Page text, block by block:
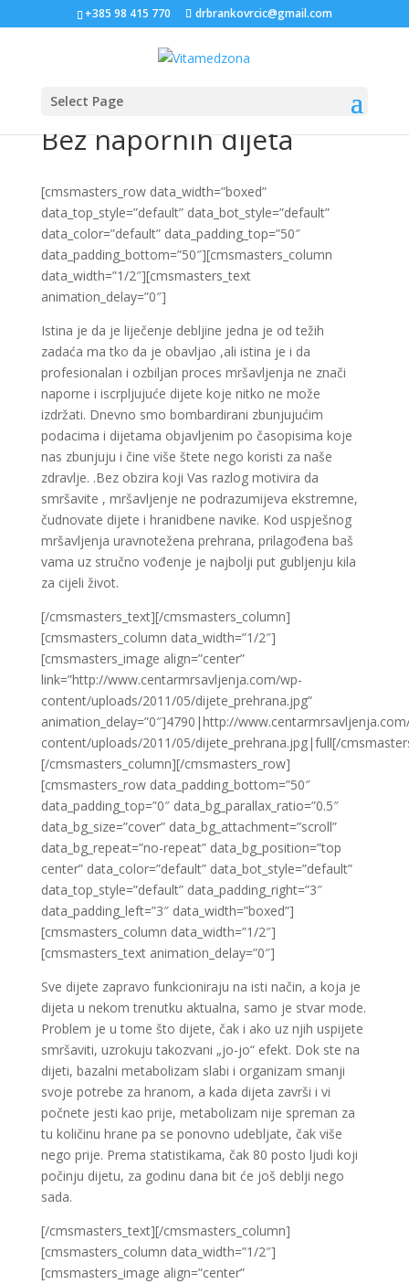
+385 98 415 770 drbrankovrcic@gmail.com
Select Page
Bez napornih dijeta
[cmsmasters_row data_width=”boxed”
data_top_style=”default” data_bot_style=”default”
data_color=”default” data_padding_top=”50″
data_padding_bottom=”50″][cmsmasters_column
data_width=”1/2″][cmsmasters_text
animation_delay=”0″]
Istina je da je liječenje debljine jedna je od težih
zadaća ma tko da je obavljao ,ali istina je i da
profesionalan i ozbiljan proces mršavljenja ne znači
naporne i iscrpljujuće dijete koje nitko ne može
izdržati. Dnevno smo bombardirani zbunjujućim
podacima i dijetama objavljenim po časopisima koje
nas zbunjuju i čine više štete nego koristi za naše
zdravlje. .Bez obzira koji Vas razlog motivira da
smršavite , mršavljenje ne podrazumijeva ekstremne,
čudnovate dijete i hranidbene navike. Kod uspješnog
mršavljenja uravnotežena prehrana, prilagođena baš
vama uz stručno vođenje je najbolji put gubljenju kila
za cijeli život.
[/cmsmasters_text][/cmsmasters_column]
[cmsmasters_column data_width=”1/2″]
[cmsmasters_image align=”center”
link=”http://www.centarmrsavljenja.com/wp-
content/uploads/2011/05/dijete_prehrana.jpg”
animation_delay=”0″]4790|http://
content/uploads/2011/05/dijete_prehrana.jpg|full[/
[/cmsmasters_column][/cmsmasters_row]
[cmsmasters_row data_padding_bottom=”50″
data_padding_top=”0″ data_bg_parallax_ratio=”0.5″
data_bg_size=”cover” data_bg_attachment=”scroll”
data_bg_repeat=”no-repeat” data_bg_position=”top
center” data_color=”default” data_bot_style=”default”
data_top_style=”default” data_padding_right=”3″
data_padding_left=”3″ data_width=”boxed”]
[cmsmasters_column data_width=”1/2″]
[cmsmasters_text animation_delay=”0″]
Sve dijete zapravo funkcioniraju na isti način, a koja je
dijeta u nekom trenutku aktualna, samo je stvar mode.
Problem je u tome što dijete, čak i ako uz njih uspijete
smršaviti, uzrokuju takozvani „jo-jo“ efekt. Dok ste na
dijeti, bazalni metabolizam slabi i organizam smanji
svoje potrebe za hranom, a kada dijeta završi i vi
počnete jesti kao prije, metabolizam nije spreman za
tu količinu hrane pa se ponovno udebljate, čak više
nego prije. Prema statistikama, čak 80 posto ljudi koji
počinju dijetu, za godinu dana bit će još deblji nego
sada.
[/cmsmasters_text][/cmsmasters_column]
[cmsmasters_column data_width=”1/2″]
[cmsmasters_image align=”center”